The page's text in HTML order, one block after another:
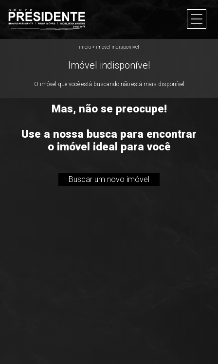
início > imóvel indisponível
Imóvel indisponível
O imóvel que você está buscando não está mais disponível
Mas, não se preocupe!
Use a nossa busca para encontrar
o imóvel ideal para você
Buscar um novo imóvel